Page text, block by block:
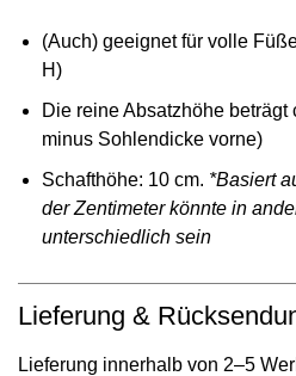
(Auch) geeignet für volle
H)
Die reine Absatzhöhe beträgt
minus Sohlendicke vorne)
Schafthöhe: 10 cm. *Basiert
der Zentimeter könnte in
unterschiedlich sein
Lieferung &
Lieferung innerhalb von 2–5